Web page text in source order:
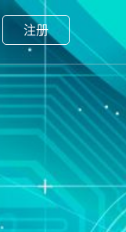
注册